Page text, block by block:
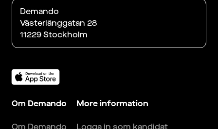
Demando
Västerlånggatan 28
11229 Stockholm
Om Demando
Om Demando
More information
Logga in som kandidat